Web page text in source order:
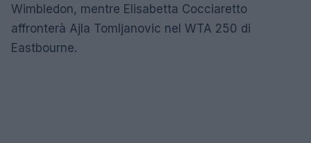
Wimbledon, mentre Elisabetta Cocciaretto
affronterà Ajla Tomljanovic nel WTA 250 di
Eastbourne.